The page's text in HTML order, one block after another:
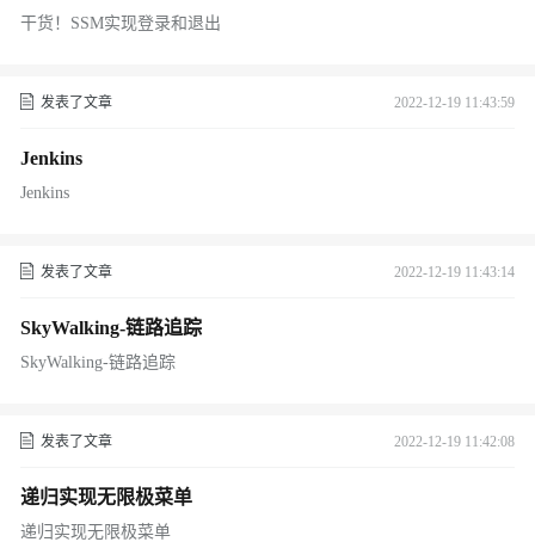
干货！SSM实现登录和退出
发表了文章 2022-12-19 11:43:59
Jenkins
Jenkins
发表了文章 2022-12-19 11:43:14
SkyWalking-链路追踪
SkyWalking-链路追踪
发表了文章 2022-12-19 11:42:08
递归实现无限极菜单
递归实现无限极菜单